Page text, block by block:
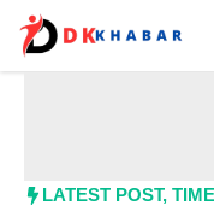
content
LATEST POST,